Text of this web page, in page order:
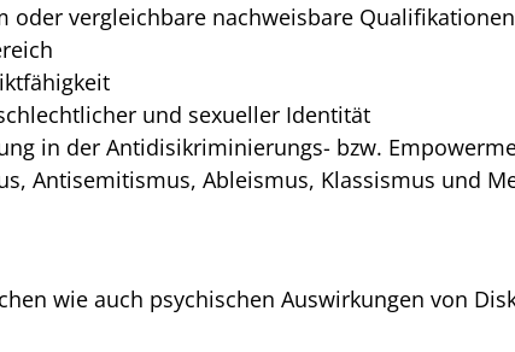
oder vergleichbare nachweisbare
und sexueller Identität
in der Antidisikriminierungs- bzw.
Antisemitismus, Ableismus, Klassismus und
wie auch psychischen Auswirkungen von